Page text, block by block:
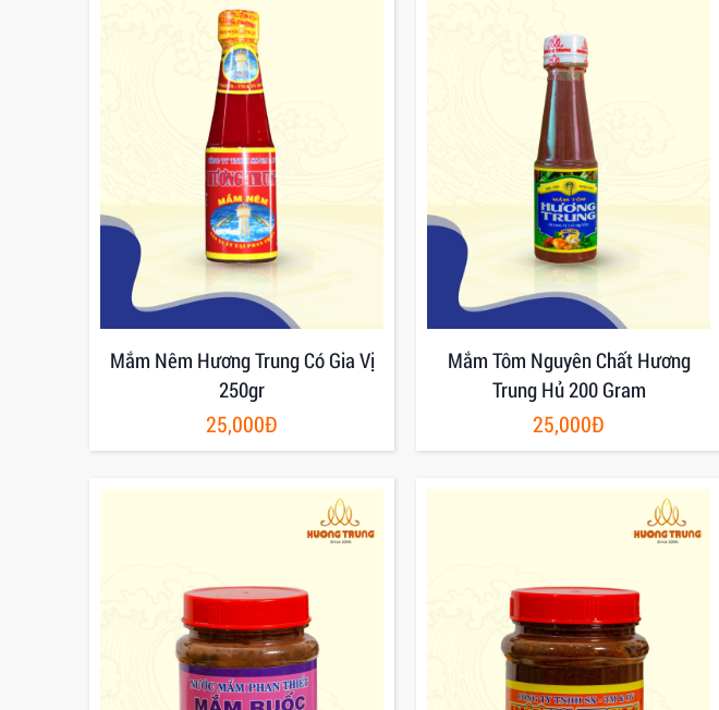
Mắm Nêm Hương Trung Có Gia Vị
250gr
25,000Đ
Mắm Tôm Nguyên Chất Hương
Trung Hủ 200 Gram
25,000Đ